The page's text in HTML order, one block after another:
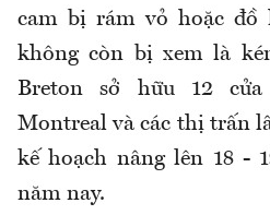
cam bị rám vỏ hoặc
không còn bị xem là
Breton sở hữu 12
Montreal và các thị trấn
kế hoạch nâng lên 18 -
năm nay.